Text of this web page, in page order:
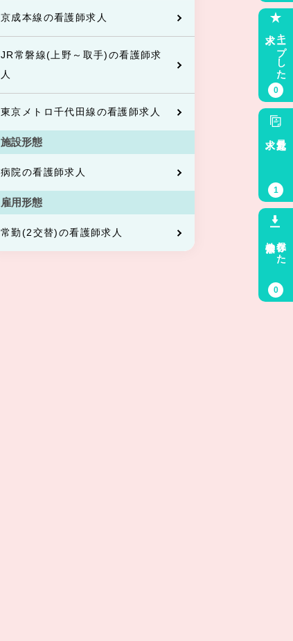
京成本線の看護師求人
JR常磐線(上野～取手)の看護師求
人
東京メトロ千代田線の看護師求人
施設形態
病院の看護師求人
雇用形態
常勤(2交替)の看護師求人
キープした
0
最近見た
1
保存した
0